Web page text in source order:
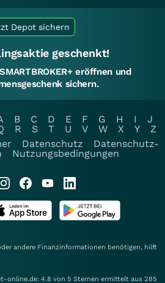
Depot sichern
geschenkt!
eröffnen und
sichern.
B C D E F G H I
J
R S T U V W X Y
Z
Datenschutz
Datenschutz-
Nutzungsbedingungen
andere Finanzinformationen benötigen, hilft
online.de: 4.8 von 5 Sternen ermittelt aus 285